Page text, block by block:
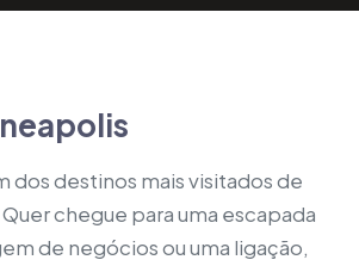
dos destinos mais visitados de
chegue para uma escapada
de negócios ou uma ligação,